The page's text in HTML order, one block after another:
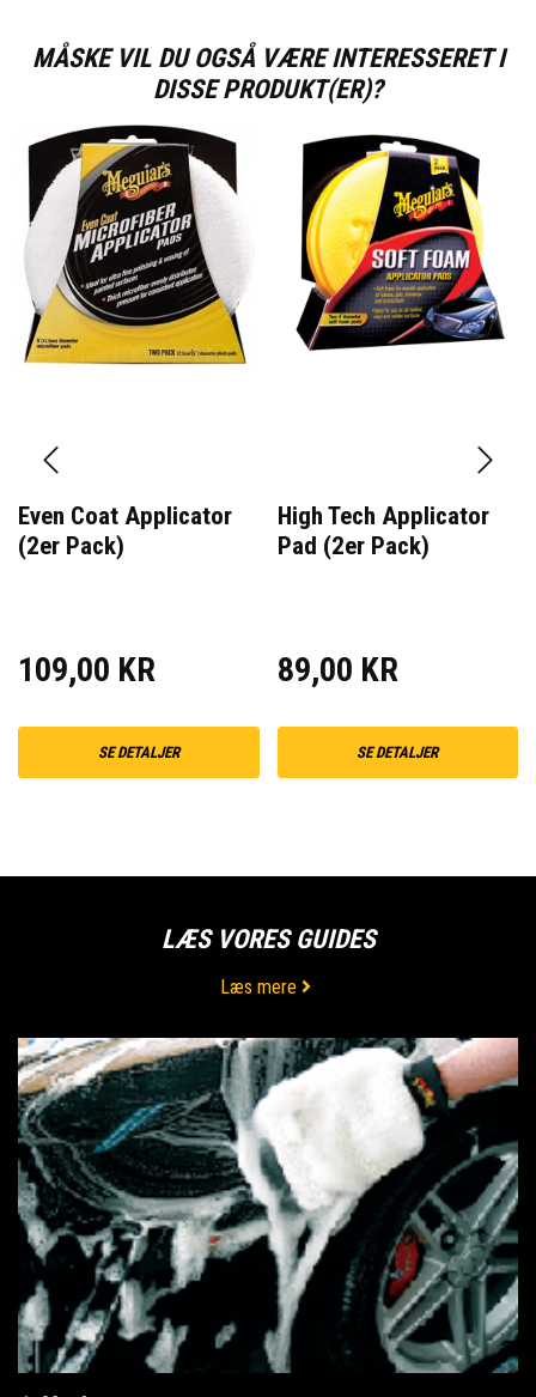
MÅSKE VIL DU OGSÅ VÆRE INTERESSERET I
DISSE PRODUKT(ER)?
Even Coat Applicator
(2er Pack)
109,00 KR
SE DETALJER
High Tech Applicator
Pad (2er Pack)
89,00 KR
SE DETALJER
LÆS VORES GUIDES
Læs mere